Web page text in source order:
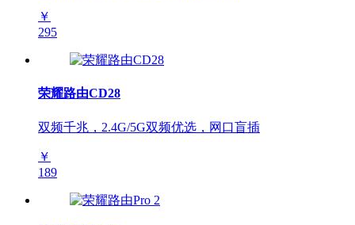
￥
295
荣耀路由CD28
双频千兆，2.4G/5G双频优选，网口盲插
￥
189